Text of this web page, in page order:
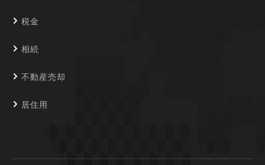
税金
相続
不動産売却
居住用